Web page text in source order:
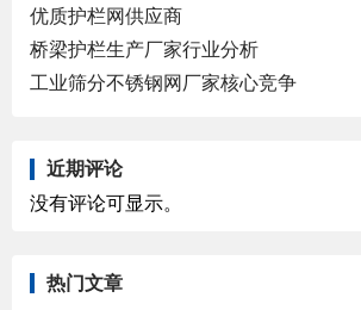
优质护栏网供应商
桥梁护栏生产厂家行业分析
工业筛分不锈钢网厂家核心竞争
近期评论
没有评论可显示。
热门文章